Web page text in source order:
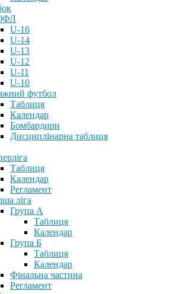
U-16
U-14
U-13
U-12
U-11
U-10
футбол
Таблиця
Календар
Бомбардири
Дисциплінарна таблиця
Таблиця
Календар
Регламент
ліга
Група А
Таблиця
Календар
Група Б
Таблиця
Календар
Фінальна частина
Регламент